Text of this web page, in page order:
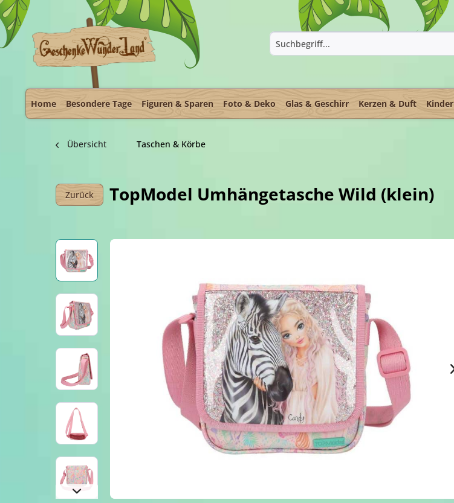
Home Besondere Tage Figuren & Sparen Foto & Deko Glas & Geschirr Kerzen & Duft Kinder
Übersicht Taschen & Körbe
Zurück TopModel Umhängetasche Wild (klein)